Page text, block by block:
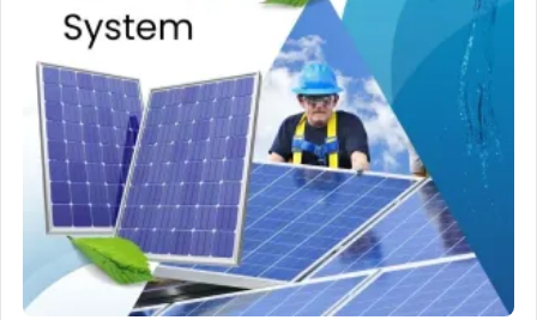
आणि
छोट्या
व्यवसायासाठी